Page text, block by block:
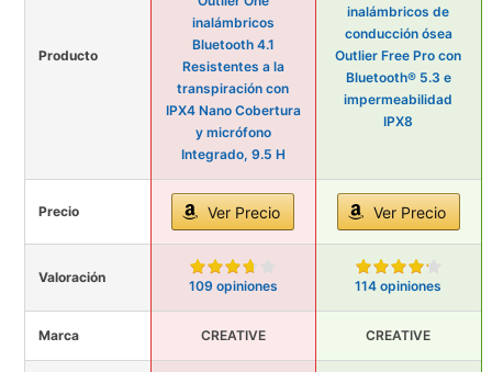
Producto
inalámbricos
Bluetooth 4.1
Resistentes a la
transpiración con
IPX4 Nano Cobertura
y micrófono
Integrado, 9.5 H
inalámbricos de
conducción ósea
Outlier Free Pro con
Bluetooth® 5.3 e
impermeabilidad
IPX8
Precio Ver Precio Ver Precio
Valoración
109 opiniones 114 opiniones
Marca CREATIVE CREATIVE